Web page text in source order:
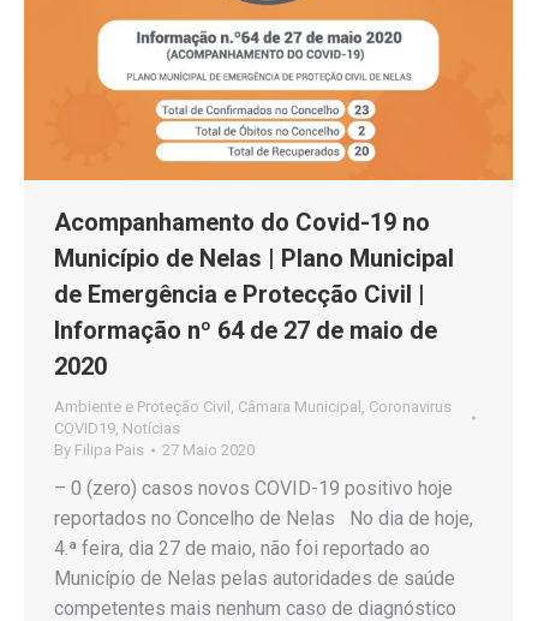
Acompanhamento do Covid-19 no
Município de Nelas | Plano Municipal
de Emergência e Protecção Civil |
Informação nº 64 de 27 de maio de
2020
Ambiente e Proteção Civil Câmara Municipal Coronavirus
COVID19 Notícias
By Filipa Pais 27 Maio 2020
– 0 (zero) casos novos COVID-19 positivo hoje
reportados no Concelho de Nelas No dia de hoje,
4.ª feira, dia 27 de maio, não foi reportado ao
Município de Nelas pelas autoridades de saúde
competentes mais nenhum caso de diagnóstico